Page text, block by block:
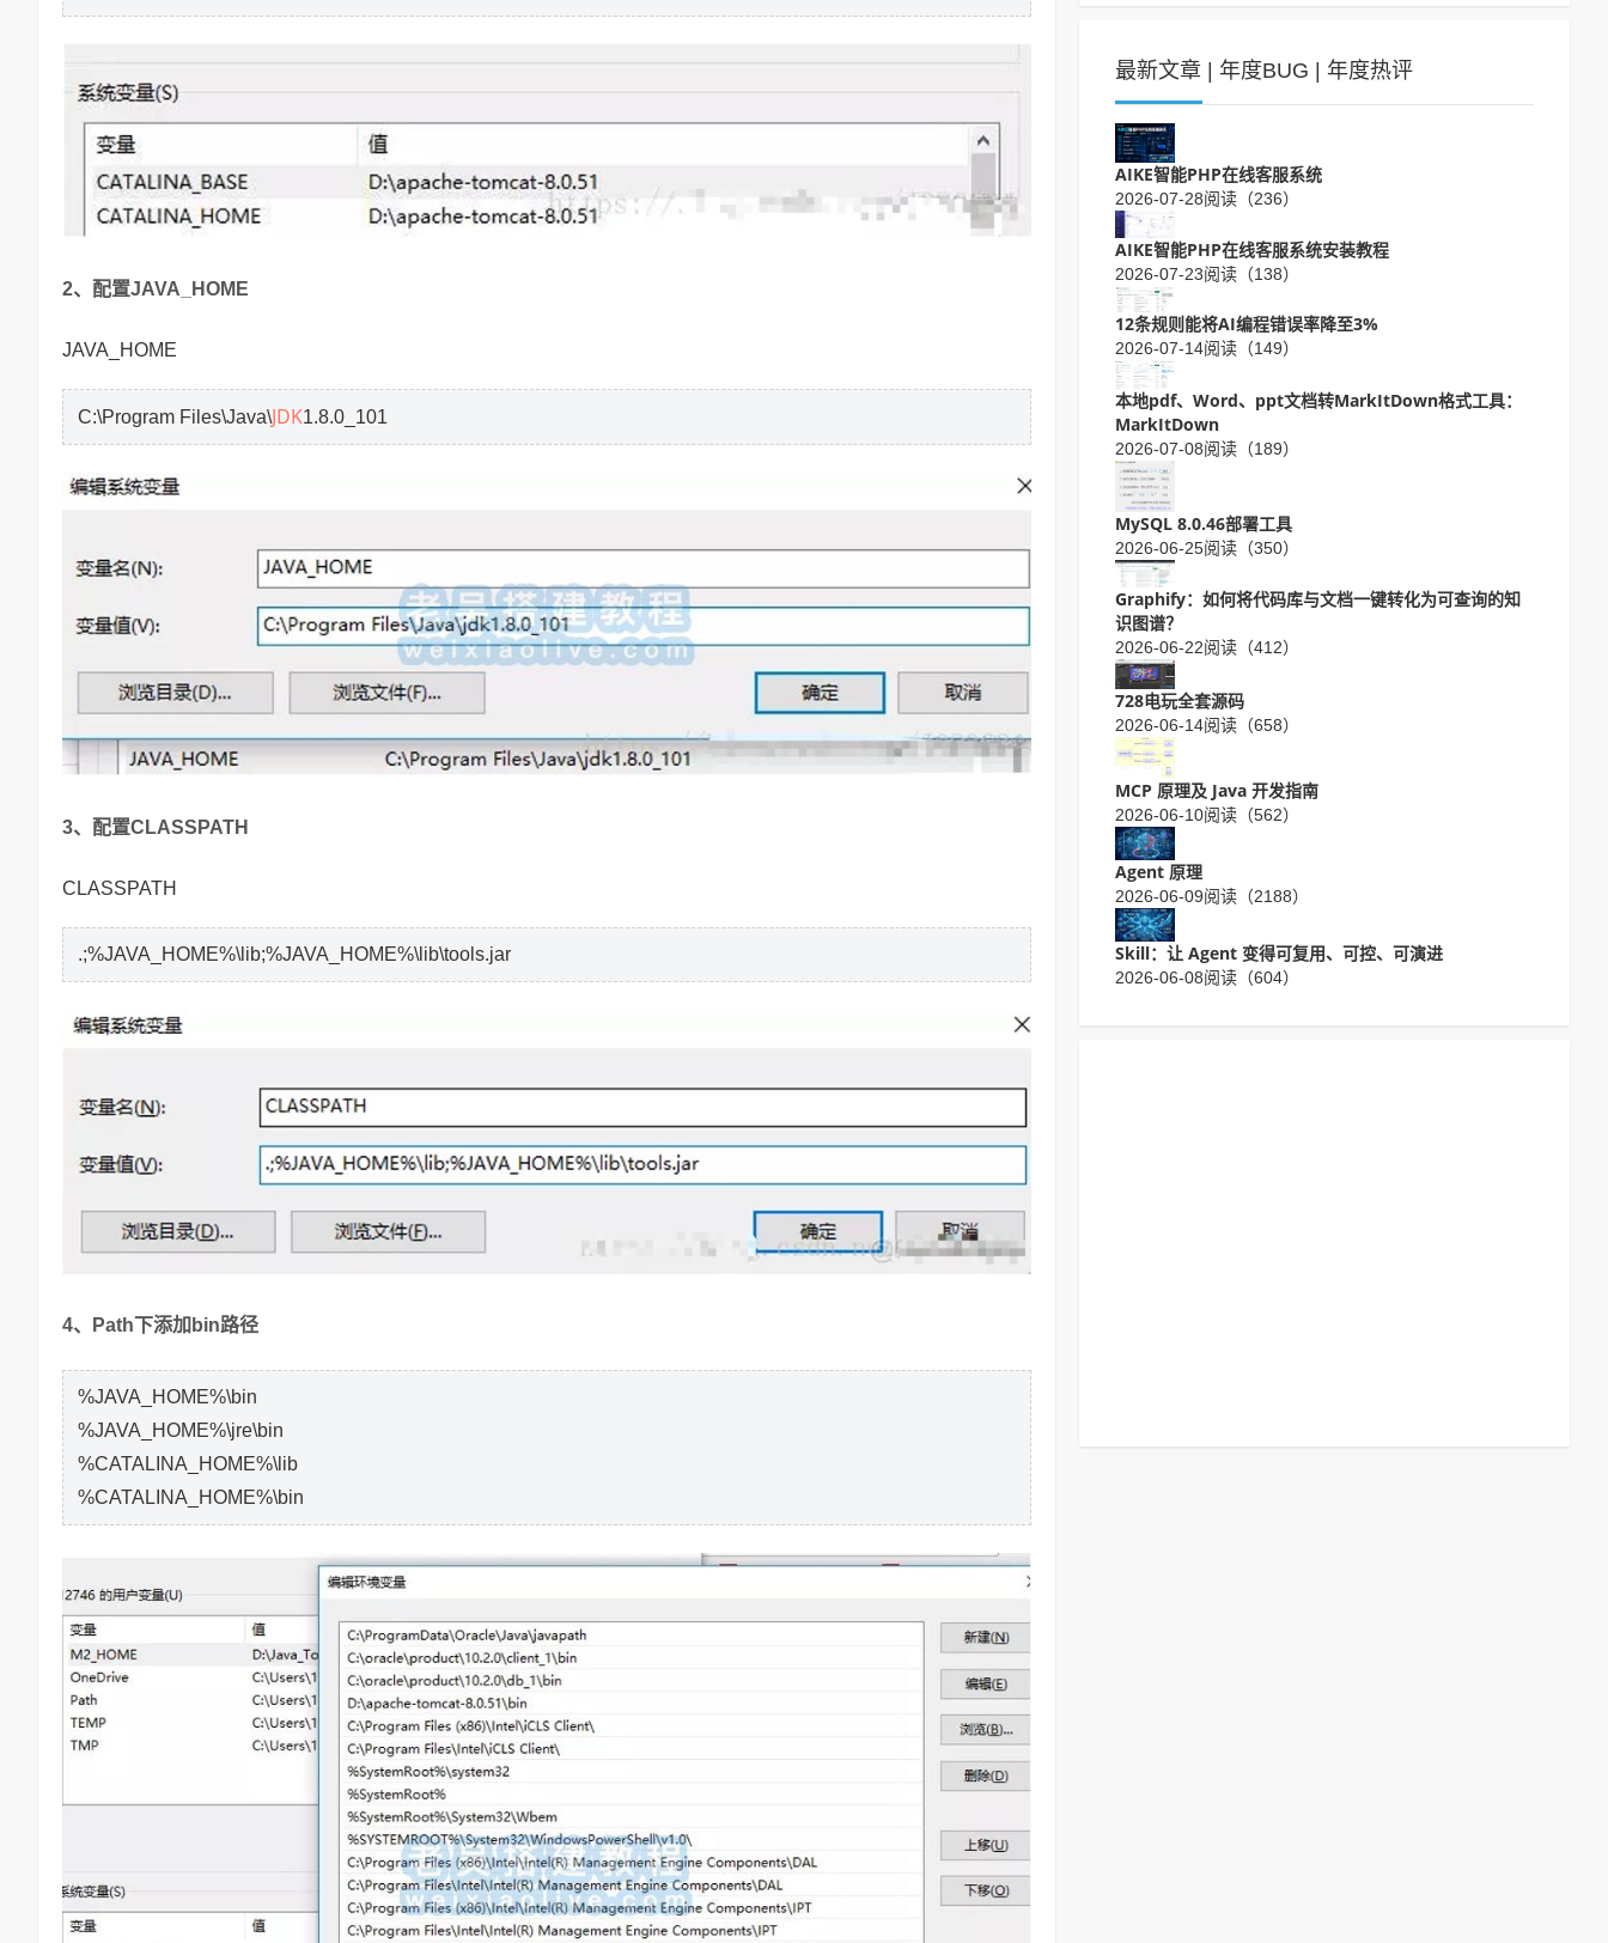
2、配置JAVA_HOME
JAVA_HOME
C:\Program Files\Java\JDK1.8.0_101
3、配置CLASSPATH
CLASSPATH
.;%JAVA_HOME%\lib;%JAVA_HOME%\lib\tools.jar
4、Path下添加bin路径
%JAVA_HOME%\bin
%JAVA_HOME%\jre\bin
%CATALINA_HOME%\lib
%CATALINA_HOME%\bin
最新文章 | 年度BUG | 年度热评
AIKE智能PHP在线客服系统
2026-07-28阅读（236）
AIKE智能PHP在线客服系统安装教程
2026-07-23阅读（138）
12条规则能将AI编程错误率降至3%
2026-07-14阅读（149）
本地pdf、Word、ppt文档转MarkItDown格式工具：
MarkItDown
2026-07-08阅读（189）
MySQL 8.0.46部署工具
2026-06-25阅读（350）
Graphify：如何将代码库与文档一键转化为可查询的知
识图谱？
2026-06-22阅读（412）
728电玩全套源码
2026-06-14阅读（658）
MCP 原理及 Java 开发指南
2026-06-10阅读（562）
Agent 原理
2026-06-09阅读（2188）
Skill：让 Agent 变得可复用、可控、可演进
2026-06-08阅读（604）